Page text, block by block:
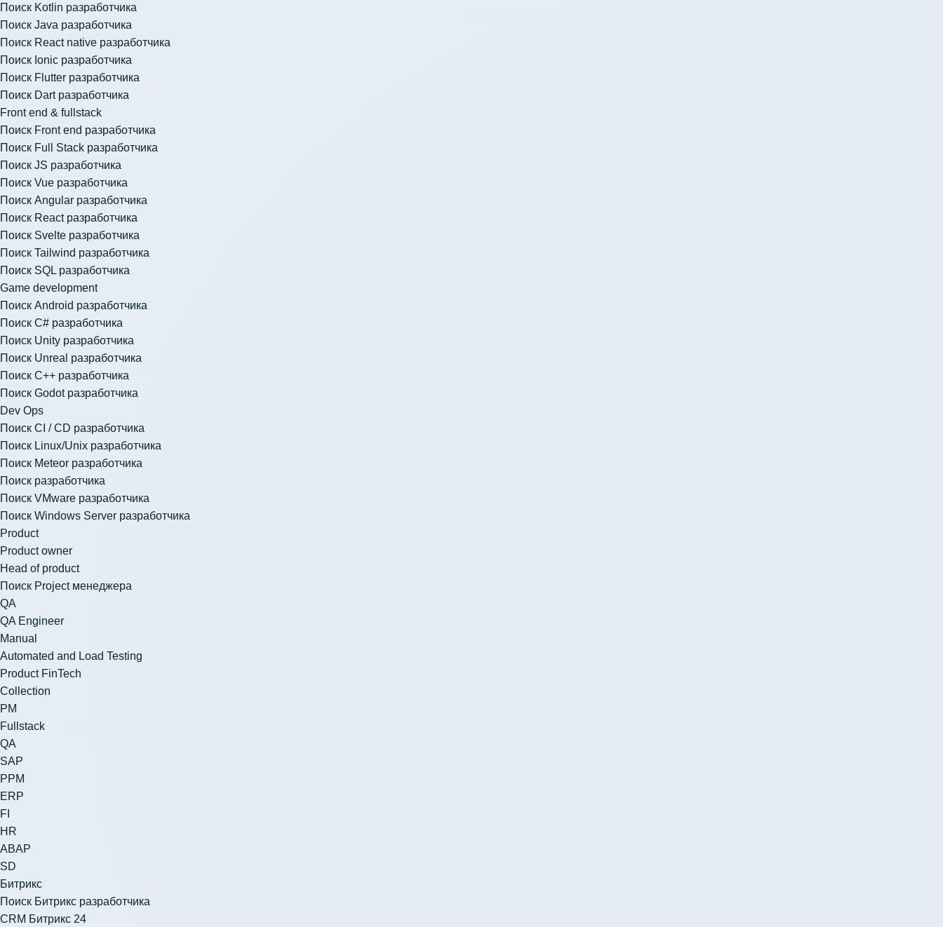
Поиск Kotlin разработчика
Поиск Java разработчика
Поиск React native разработчика
Поиск Ionic разработчика
Поиск Flutter разработчика
Поиск Dart разработчика
Front end & fullstack
Поиск Front end разработчика
Поиск Full Stack разработчика
Поиск JS разработчика
Поиск Vue разработчика
Поиск Angular разработчика
Поиск React разработчика
Поиск Svelte разработчика
Поиск Tailwind разработчика
Поиск SQL разработчика
Game development
Поиск Android разработчика
Поиск C# разработчика
Поиск Unity разработчика
Поиск Unreal разработчика
Поиск C++ разработчика
Поиск Godot разработчика
Dev Ops
Поиск CI / CD разработчика
Поиск Linux/Unix разработчика
Поиск Meteor разработчика
Поиск разработчика
Поиск VMware разработчика
Поиск Windows Server разработчика
Product
Product owner
Head of product
Поиск Project менеджера
QA
QA Engineer
Manual
Automated and Load Testing
Product FinTech
Collection
PM
Fullstack
QA
SAP
PPM
ERP
FI
HR
ABAP
SD
Битрикс
Поиск Битрикс разработчика
CRM Битрикс 24